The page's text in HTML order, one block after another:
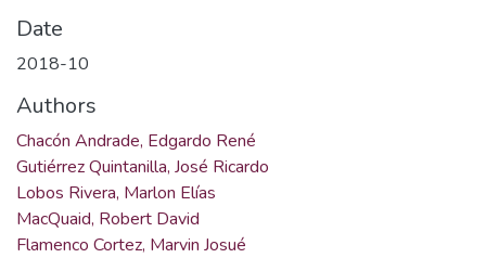
Date
2018-10
Authors
Chacón Andrade, Edgardo René
Gutiérrez Quintanilla, José Ricardo
Lobos Rivera, Marlon Elías
MacQuaid, Robert David
Flamenco Cortez, Marvin Josué